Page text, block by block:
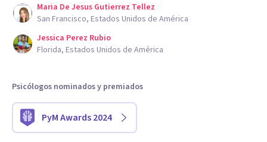
Maria De Jesus Gutierrez Tellez
San Francisco, Estados Unidos de América
Jessica Perez Rubio
Florida, Estados Unidos de América
Psicólogos nominados y premiados
PyM Awards 2024